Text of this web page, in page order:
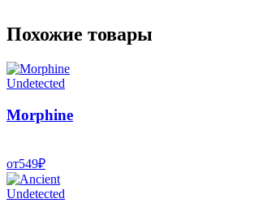
Похожие товары
Undetected
Morphine
от549₽
Undetected